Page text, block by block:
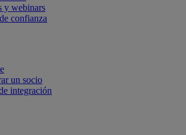
y webinars
confianza
un socio
integración